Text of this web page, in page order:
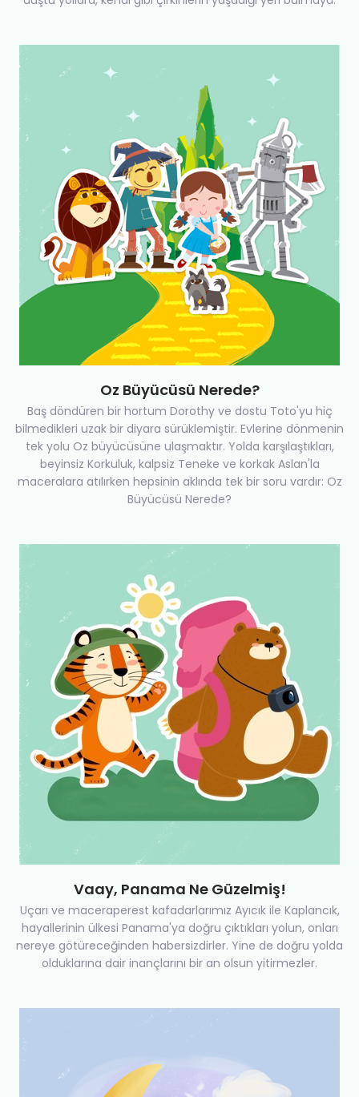
Oz Büyücüsü Nerede?
Baş döndüren bir hortum Dorothy ve dostu Toto'yu hiç
bilmedikleri uzak bir diyara sürüklemiştir. Evlerine dönmenin
tek yolu Oz büyücüsüne ulaşmaktır. Yolda karşılaştıkları,
beyinsiz Korkuluk, kalpsiz Teneke ve korkak Aslan'la
maceralara atılırken hepsinin aklında tek bir soru vardır: Oz
Büyücüsü Nerede?
Vaay, Panama Ne Güzelmiş!
Uçarı ve maceraperest kafadarlarımız Ayıcık ile Kaplancık,
hayallerinin ülkesi Panama'ya doğru çıktıkları yolun, onları
nereye götüreceğinden habersizdirler. Yine de doğru yolda
olduklarına dair inançlarını bir an olsun yitirmezler.